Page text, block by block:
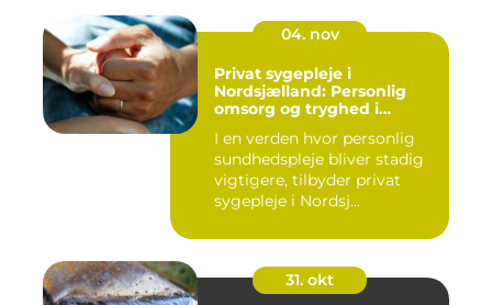
04. nov
Privat sygepleje i
Nordsjælland: Personlig
omsorg og tryghed i
I en verden hvor personlig
sundhedspleje bliver stadig
vigtigere, tilbyder privat
sygepleje i Nordsj...
31. okt